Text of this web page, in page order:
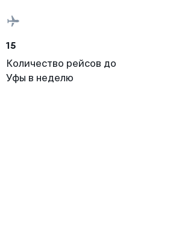
15
Количество рейсов до
Уфы в неделю